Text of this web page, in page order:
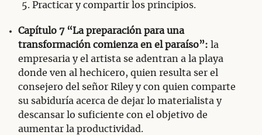
Practicar y compartir los principios.
Capítulo 7 “La preparación para una
transformación comienza en el paraíso”: la
empresaria y el artista se adentran a la playa
donde ven al hechicero, quien resulta ser el
consejero del señor Riley y con quien comparte
su sabiduría acerca de dejar lo materialista y
descansar lo suficiente con el objetivo de
aumentar la productividad.